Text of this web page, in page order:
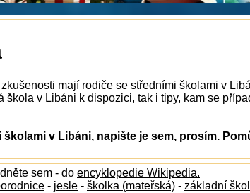
mají rodiče se středními školami v
v Libáni k dispozici, tak i tipy, kam se
v Libáni, napište je sem, prosím.
sem - do encyklopedie Wikipedia.
- jesle - školka (mateřská) - základní